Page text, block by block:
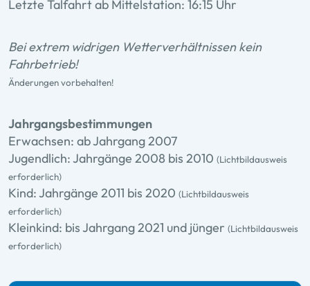
Letzte Talfahrt ab Mittelstation: 16:15 Uhr
Bei extrem widrigen Wetterverhältnissen kein
Fahrbetrieb!
Änderungen vorbehalten!
Jahrgangsbestimmungen
Erwachsen: ab Jahrgang 2007
Jugendlich: Jahrgänge 2008 bis 2010 (Lichtbildausweis
erforderlich)
Kind: Jahrgänge 2011 bis 2020 (Lichtbildausweis
erforderlich)
Kleinkind: bis Jahrgang 2021 und jünger (Lichtbildausweis
erforderlich)